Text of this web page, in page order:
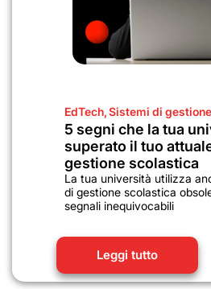
EdTech,Sistemi di
5 segni che la tua
superato il tuo
gestione scolastica
La tua università utilizza
di gestione scolastica
segnali inequivocabili
Leggi tutto